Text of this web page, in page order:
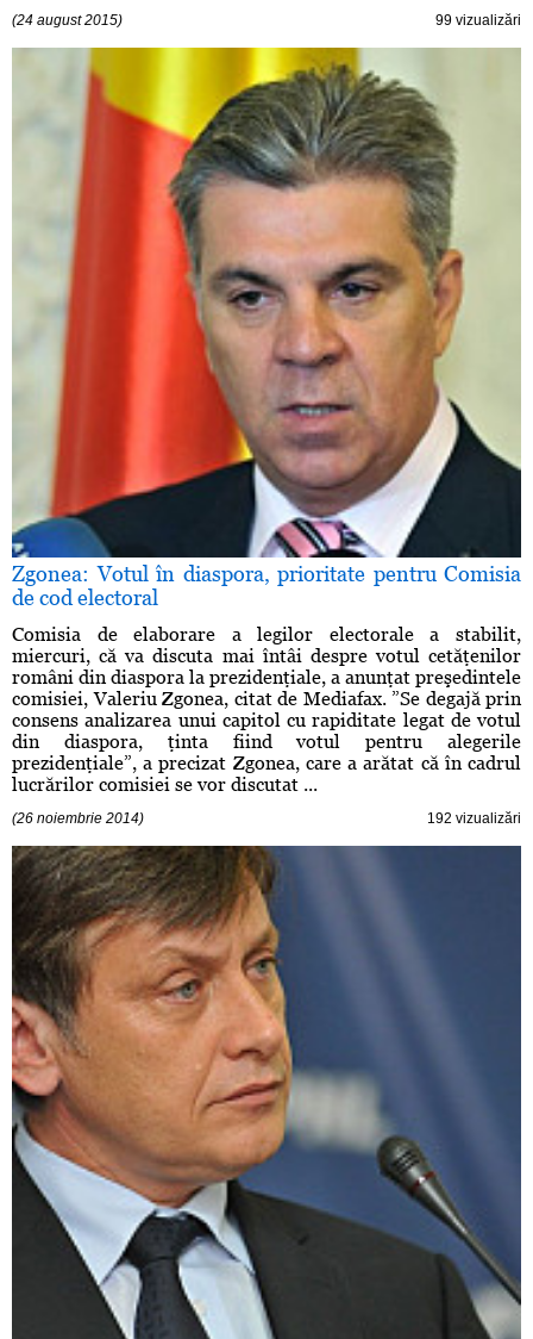
(24 august 2015) 99 vizualizări
Zgonea: Votul în diaspora, prioritate pentru Comisia
de cod electoral
Comisia de elaborare a legilor electorale a stabilit,
miercuri, că va discuta mai întâi despre votul cetăţenilor
români din diaspora la prezidenţiale, a anunţat preşedintele
comisiei, Valeriu Zgonea, citat de Mediafax. ”Se degajă prin
consens analizarea unui capitol cu rapiditate legat de votul
din diaspora, ţinta fiind votul pentru alegerile
prezidenţiale”, a precizat Zgonea, care a arătat că în cadrul
lucrărilor comisiei se vor discutat ...
(26 noiembrie 2014) 192 vizualizări